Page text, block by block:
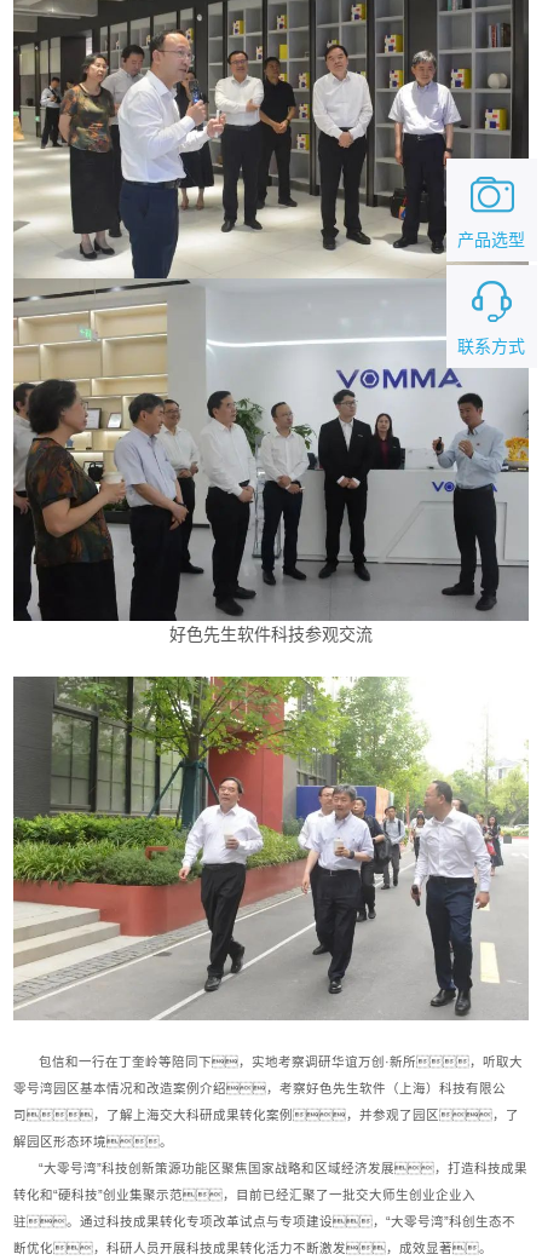
好色先生软件科技参观交流
包信和一行在丁奎岭等陪同下，实地考察调研华谊万创·新所，听取大
零号湾园区基本情况和改造案例介绍，考察好色先生软件（上海）科技有限公
司，了解上海交大科研成果转化案例，并参观了园区，了
解园区形态环境。
“大零号湾”科技创新策源功能区聚焦国家战略和区域经济发展，打造科技成果
转化和“硬科技”创业集聚示范，目前已经汇聚了一批交大师生创业企业入
驻。通过科技成果转化专项改革试点与专项建设，“大零号湾”科创生态不
断优化，科研人员开展科技成果转化活力不断激发，成效显著。
联系方式
产品选型